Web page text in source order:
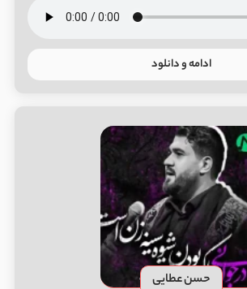
ادامه و دانلود
حسن عطایی